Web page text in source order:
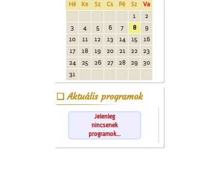
Hé Ke Sz Cs Pé Sz
Va
1
2
3
4 5 6 7 8
9
10
11 12 13 14 15
16
17
18 19 20 21 22
23
24
25 26 27 28 29
30
31
Aktuális programok
Jelenleg
nincsenek
programok...